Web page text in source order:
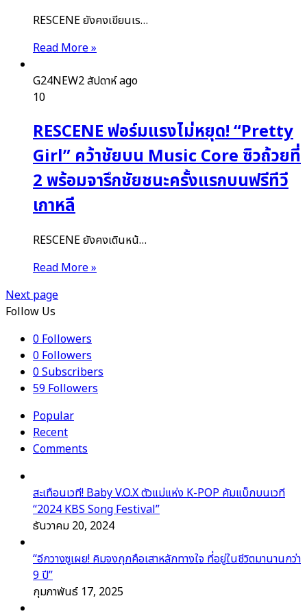
RESCENE ยังคงเขียนเร…
Read More »
G24NEW2 สัปดาห์ ago
10
RESCENE ฟอร์มแรงไม่หยุด! “Pretty
Girl” คว้าชัยบน Music Core ซิวถ้วยที่
2 พร้อมจารึกชัยชนะครั้งแรกบนฟรีทีวี
เกาหลี
RESCENE ยังคงเดินหน้…
Read More »
Next page
Follow Us
0Followers
0Followers
0Subscribers
59Followers
Popular
Recent
Comments
สะเทือนเวที! Baby V.O.X ตัวแม่แห่ง K-POP คัมแบ็กบนเวที
“2024 KBS Song Festival”
ธันวาคม 20, 2024
“อีกวางซูเผย! คิมจงกุกคือเสาหลักทางใจ ที่อยู่ในชีวิตมานานกว่า
9 ปี”
กุมภาพันธ์ 17, 2025